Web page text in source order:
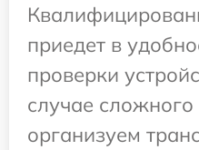
приедет в
проверки
случае
организуем